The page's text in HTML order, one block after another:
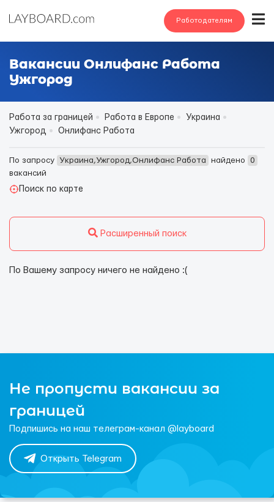
Работодателям
Вакансии Онлифанс Работа
Ужгород
Работа за границей Работа в Европе
Украина
Ужгород
Онлифанс Работа
По запросу Украина,Ужгород,Онлифанс Работа найдено
0
вакансий
Поиск по карте
Расширенный поиск
По Вашему запросу ничего не найдено :(
Не пропусти вакансии за
границей
Подпишись на наш телеграм-канал @layboard
Открыть Telegram